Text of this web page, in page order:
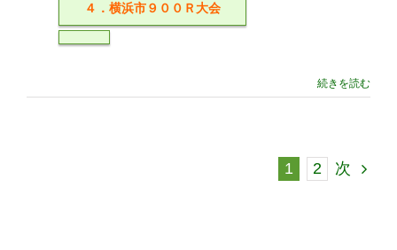
４．横浜市９００Ｒ大会
続きを読む
1 2 次